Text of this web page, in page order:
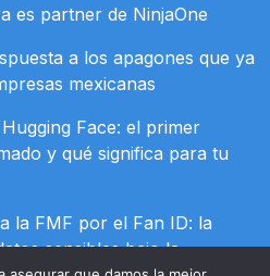
es partner de NinjaOne
a los apagones que ya
mexicanas
Face: el primer
y qué significa para tu
la FMF por el Fan ID: la
sensibles bajo la